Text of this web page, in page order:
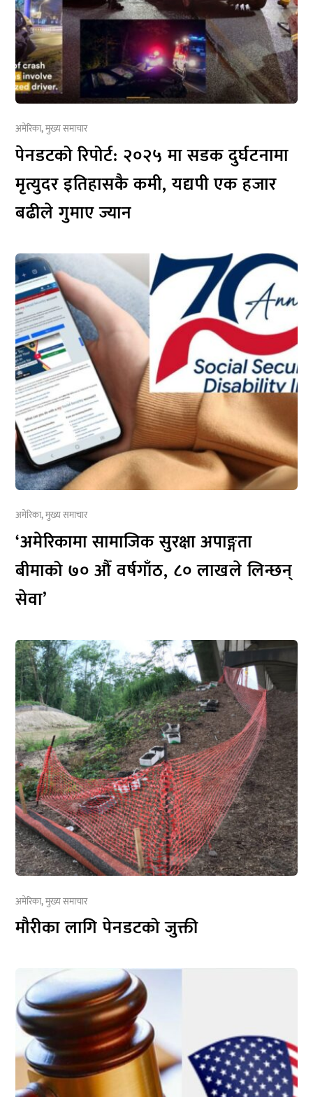
अमेरिका,मुख्य समाचार
पेनडटको रिपोर्ट: २०२५ मा सडक दुर्घटनामा
मृत्युदर इतिहासकै कमी, यद्यपी एक हजार
बढीले गुमाए ज्यान
अमेरिका,मुख्य समाचार
‘अमेरिकामा सामाजिक सुरक्षा अपाङ्गता
बीमाको ७० औँ वर्षगाँठ, ८० लाखले लिन्छन्
सेवा’
अमेरिका,मुख्य समाचार
मौरीका लागि पेनडटको जुक्ती